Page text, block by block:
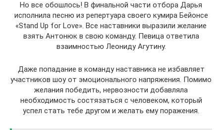
Но все обошлось! В финальной части отбора Дарья
исполнила песню из репертуара своего кумира Бейонсе
«Stand Up for Love». Все наставники выразили желание
взять Антонюк в свою команду. Певица ответила
взаимностью Леониду Агутину.
Даже попадание в команду наставника не избавляет
участников шоу от эмоционального напряжения. Помимо
желания победить, нервозности добавляла
необходимость состязаться с человеком, который
успел стать тебе другом и желать ему поражения.